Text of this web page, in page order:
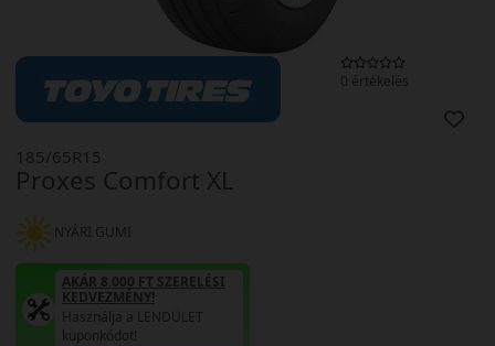
0 értékelés
Proxes Comfort XL
185/65R15
NYÁRI GUMI
AKÁR 8.000 FT SZERELÉSI
KEDVEZMÉNY!
Használja a LENDÜLET
kuponkódot!